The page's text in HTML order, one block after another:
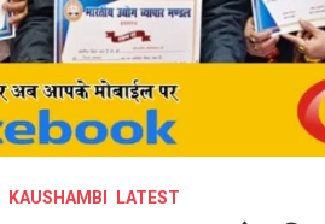
KAUSHAMBI LATEST